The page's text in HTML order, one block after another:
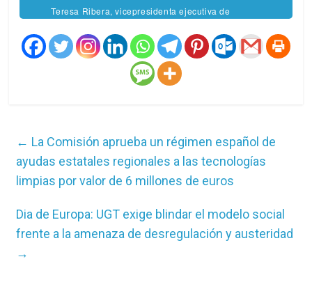
Teresa Ribera, vicepresidenta ejecutiva de
Transición Limpia, Justa y Competitiva
← La Comisión aprueba un régimen español de
ayudas estatales regionales a las tecnologías
limpias por valor de 6 millones de euros
Dia de Europa: UGT exige blindar el modelo social
frente a la amenaza de desregulación y austeridad
→